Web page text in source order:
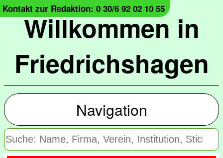
Willkommen in
Friedrichshagen
Kontakt zur Redaktion: 0 30/6 92 02 10 55
Navigation